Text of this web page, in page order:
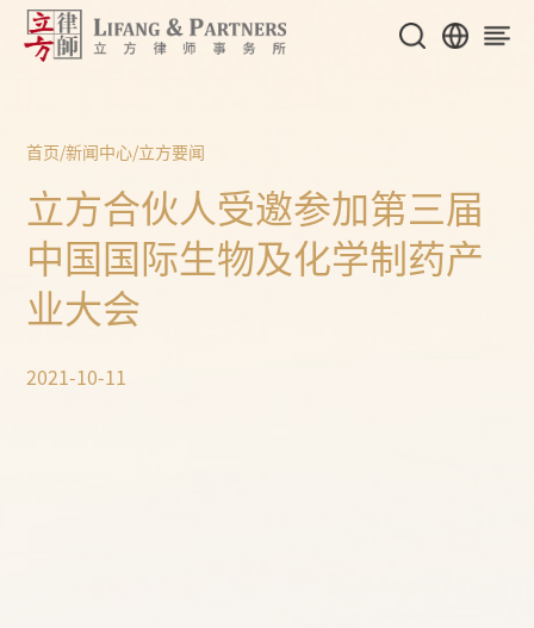
首页/新闻中心/立方要闻
立方合伙人受邀参加第三届
中国国际生物及化学制药产
业大会
2021-10-11